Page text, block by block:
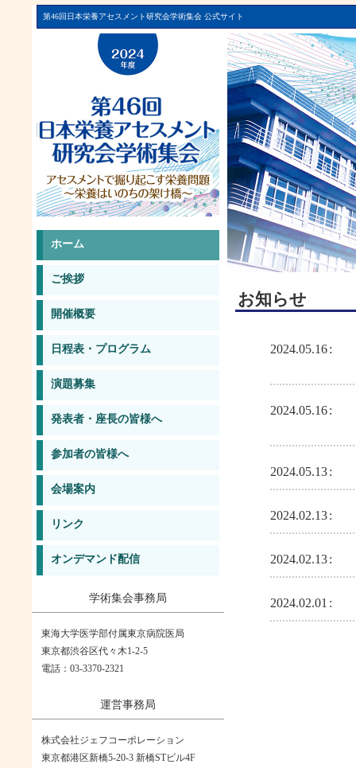
第46回日本栄養アセスメント研究会学術集会 公式サイト
ホーム
ご挨拶
開催概要
日程表・プログラム
演題募集
発表者・座長の皆様へ
参加者の皆様へ
会場案内
リンク
オンデマンド配信
学術集会事務局
東海大学医学部付属東京病院医局
東京都渋谷区代々木1-2-5
電話：03-3370-2321
運営事務局
株式会社ジェフコーポレーション
東京都港区新橋5-20-3 新橋STビル4F
お知らせ
2024.05.16
2024.05.16
2024.05.13
2024.02.13
2024.02.13
2024.02.01